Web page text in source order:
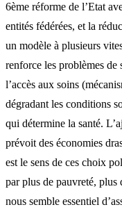
6ème réforme de l’Etat
entités fédérées, et la
un modèle à plusieurs
renforce les problèmes de
l’accès aux soins
dégradant les conditions
qui détermine la santé.
prévoit des économies
est le sens de ces choix
par plus de pauvreté, plus
nous semble essentiel